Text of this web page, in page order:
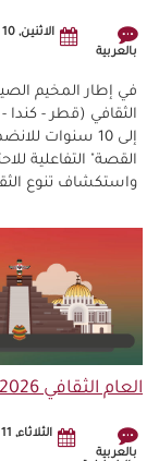
بالعربية
الاثنين, 10 أغسطس 2026
في إطار المخيم
إلى 10 سنوات
القصة" التفاعلية
واستكشاف تنوع
العام الثقافي 2026: المخيم الصيفي - اصنع معي
بالعربية
الثلاثاء, 11 أغسطس 2026